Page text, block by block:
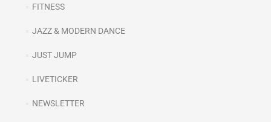
FITNESS
JAZZ & MODERN DANCE
JUST JUMP
LIVETICKER
NEWSLETTER